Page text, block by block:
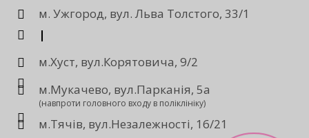
м. Ужгород, вул. Льва Толстого, 33/1
|
м.Хуст, вул.Корятовича, 9/2
м.Мукачево, вул.Парканія, 5а
(навпроти головного входу в поліклініку)
м.Тячів, вул.Незалежності, 16/21